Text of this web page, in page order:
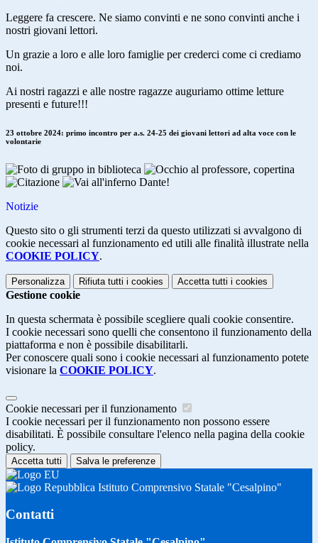
Leggere fa crescere. Ne siamo convinti e ne sono convinti anche i
nostri giovani lettori.
Un grazie a loro e alle loro famiglie per crederci come ci crediamo
noi.
Ai nostri ragazzi e alle nostre ragazze auguriamo ottime letture
presenti e future!!!
23 ottobre 2024: primo incontro per a.s. 24-25 dei giovani lettori ad alta voce con le
volontarie
Notizie
Questo sito o gli strumenti terzi da questo utilizzati si avvalgono di
cookie necessari al funzionamento ed utili alle finalità illustrate nella
COOKIE POLICY.
Personalizza Rifiuta tutti i cookies Accetta tutti i cookies
Gestione cookie
In questa schermata è possibile scegliere quali cookie consentire.
I cookie necessari sono quelli che consentono il funzionamento della
piattaforma e non è possibile disabilitarli.
Per conoscere quali sono i cookie necessari al funzionamento potete
visionare la COOKIE POLICY.
Cookie necessari per il funzionamento
I cookie necessari per il funzionamento non possono essere
disabilitati. È possibile consultare l'elenco nella pagina della cookie
policy.
Accetta tutti Salva le preferenze
Istituto Comprensivo Statale "Cesalpino"
Contatti